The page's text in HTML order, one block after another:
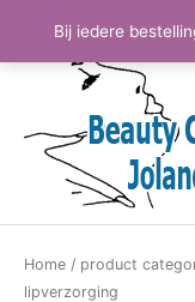
Bij iedere
Home / product
lipverzorging